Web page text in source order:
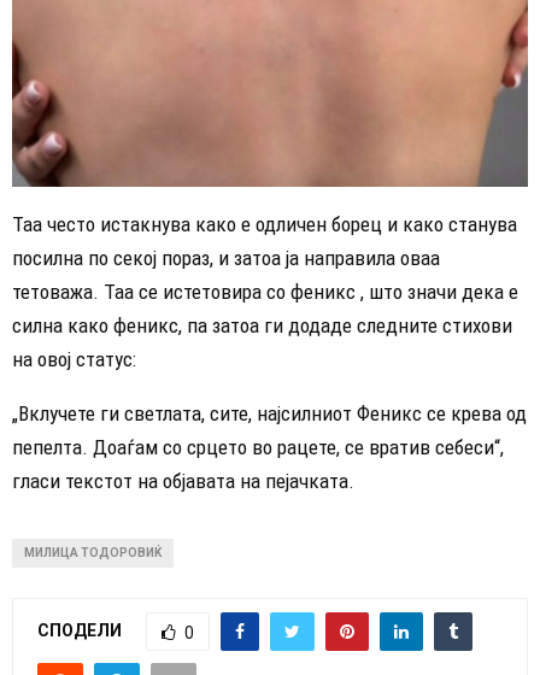
Таа често истакнува како е одличен борец и како станува
посилна по секој пораз, и затоа ја направила оваа
тетоважа. Таа се истетовира со феникс , што значи дека е
силна како феникс, па затоа ги додаде следните стихови
на овој статус:
„Вклучете ги светлата, сите, најсилниот Феникс се крева од
пепелта. Доаѓам со срцето во рацете, се вратив себеси“,
гласи текстот на објавата на пејачката.
МИЛИЦА ТОДОРОВИЌ
СПОДЕЛИ 0